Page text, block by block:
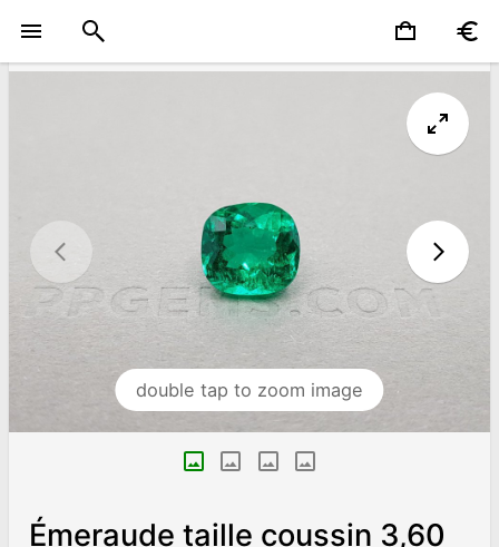
double tap to zoom image
Émeraude taille coussin 3,60